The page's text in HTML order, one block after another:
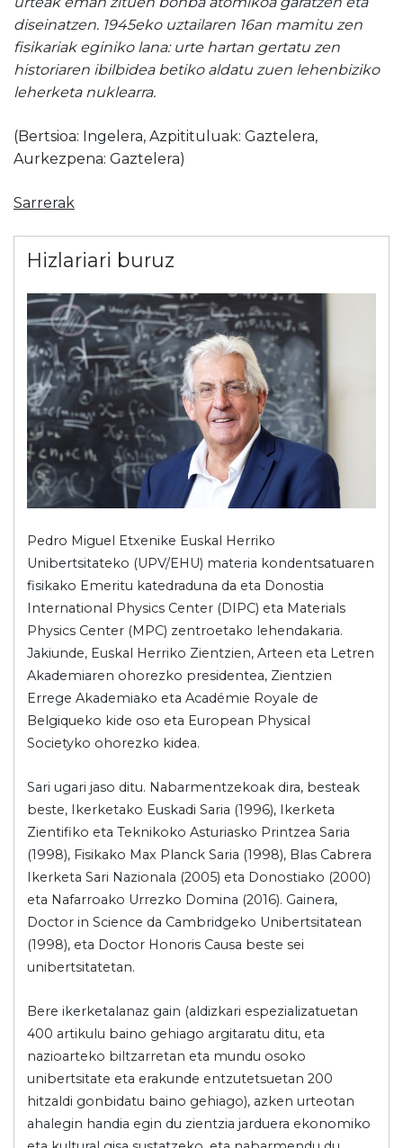
diseinatzen. 1945eko uztailaren 16an mamitu zen
fisikariak eginiko lana: urte hartan gertatu zen
historiaren ibilbidea betiko aldatu zuen lehenbiziko
leherketa nuklearra.
(Bertsioa: Ingelera, Azpitituluak: Gaztelera,
Aurkezpena: Gaztelera)
Sarrerak
Hizlariari buruz
Pedro Miguel Etxenike Euskal Herriko
Unibertsitateko (UPV/EHU) materia kondentsatuaren
fisikako Emeritu katedraduna da eta Donostia
International Physics Center (DIPC) eta Materials
Physics Center (MPC) zentroetako lehendakaria.
Jakiunde, Euskal Herriko Zientzien, Arteen eta Letren
Akademiaren ohorezko presidentea, Zientzien
Errege Akademiako eta Académie Royale de
Belgiqueko kide oso eta European Physical
Societyko ohorezko kidea.
Sari ugari jaso ditu. Nabarmentzekoak dira, besteak
beste, Ikerketako Euskadi Saria (1996), Ikerketa
Zientifiko eta Teknikoko Asturiasko Printzea Saria
(1998), Fisikako Max Planck Saria (1998), Blas Cabrera
Ikerketa Sari Nazionala (2005) eta Donostiako (2000)
eta Nafarroako Urrezko Domina (2016). Gainera,
Doctor in Science da Cambridgeko Unibertsitatean
(1998), eta Doctor Honoris Causa beste sei
unibertsitatetan.
Bere ikerketalanaz gain (aldizkari espezializatuetan
400 artikulu baino gehiago argitaratu ditu, eta
nazioarteko biltzarretan eta mundu osoko
unibertsitate eta erakunde entzutetsuetan 200
hitzaldi gonbidatu baino gehiago), azken urteotan
ahalegin handia egin du zientzia jarduera ekonomiko